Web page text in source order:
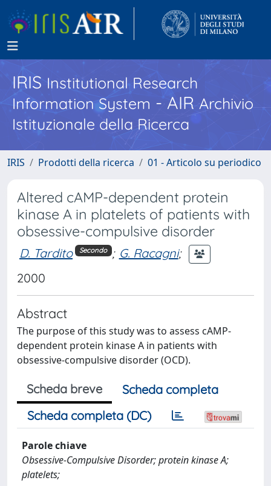
IRISInstitutional Research
Information System - AIR Archivio
Istituzionale della Ricerca
IRIS Prodotti della ricerca 01 - Articolo su periodico
Altered cAMP-dependent protein
kinase A in platelets of patients with
obsessive-compulsive disorder
D. Tardito Secondo ; G. Racagni;
2000
Abstract
The purpose of this study was to assess cAMP-
dependent protein kinase A in patients with
obsessive-compulsive disorder (OCD).
Scheda breve
Scheda completa
Scheda completa (DC)
Parole chiave
Obsessive-Compulsive Disorder; protein kinase A;
platelets;